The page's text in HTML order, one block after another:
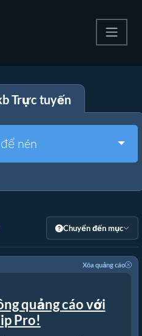
Trực tuyến
nén
Chuyển đến mục
Xóa quảng cáo
quảng cáo với
Pro!